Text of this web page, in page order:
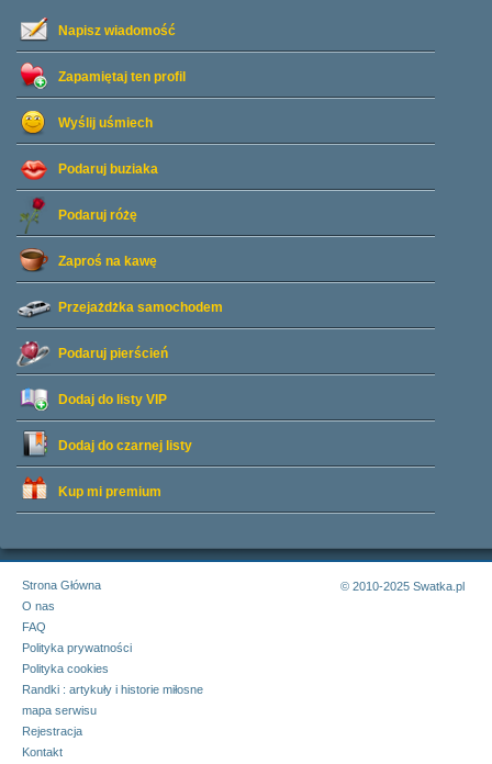
Napisz wiadomość
Zapamiętaj ten profil
Wyślij uśmiech
Podaruj buziaka
Podaruj różę
Zaproś na kawę
Przejażdżka samochodem
Podaruj pierścień
Dodaj do listy VIP
Dodaj do czarnej listy
Kup mi premium
Strona Główna
O nas
FAQ
Polityka prywatności
Polityka cookies
Randki : artykuły i historie miłosne
mapa serwisu
Rejestracja
Kontakt
© 2010-2025 Swatka.pl